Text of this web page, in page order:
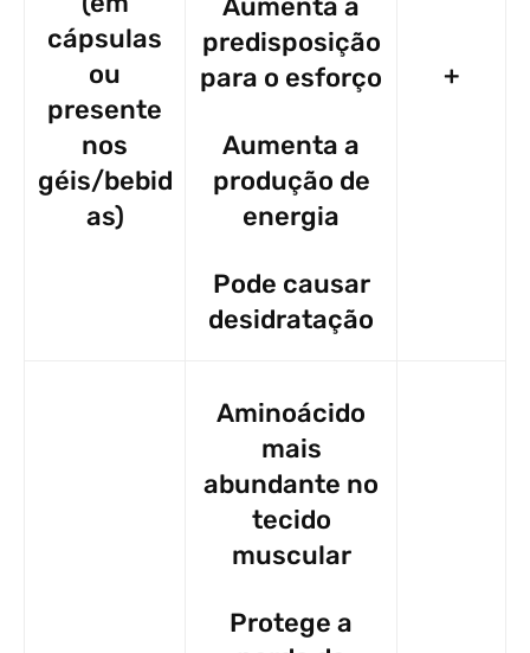
cápsulas
ou
presente
nos
géis/bebid
as)
Aumenta a
predisposição
para o esforço
Aumenta a
produção de
energia
Pode causar
desidratação
+
Aminoácido
mais
abundante no
tecido
muscular
Protege a